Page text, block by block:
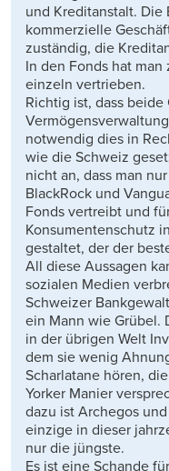
und Kreditanstalt. Die
kommerzielle
zuständig, die
In den Fonds hat
einzeln vertrieben.
Richtig ist, dass
notwendig dies in
wie die Schweiz
nicht an, dass man
BlackRock und
Fonds vertreibt und
Konsumentenschutz
gestaltet, der der
All diese Aussagen
sozialen Medien
Schweizer
ein Mann wie Grübel.
in der übrigen Welt
dem sie wenig
Scharlatane hören,
Yorker Manier
dazu ist Archegos
einzige in dieser
nur die jüngste.
Es ist eine Schande